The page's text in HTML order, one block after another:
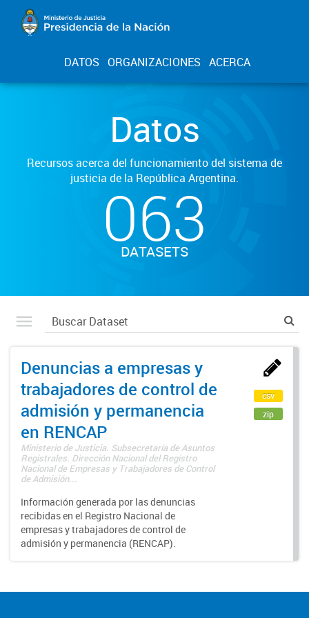
DATOS ORGANIZACIONES ACERCA
Datos
Recursos acerca del funcionamiento del sistema de
justicia de la República Argentina.
063
DATASETS
Denuncias a empresas y
trabajadores de control de
admisión y permanencia
en RENCAP
Ministerio de Justicia. Subsecretaría de Asuntos
Registrales. Dirección Nacional del Registro
Nacional de Empresas y Trabajadores de Control
de Admisión...
Información generada por las denuncias
recibidas en el Registro Nacional de
empresas y trabajadores de control de
admisión y permanencia (RENCAP).
csv
zip